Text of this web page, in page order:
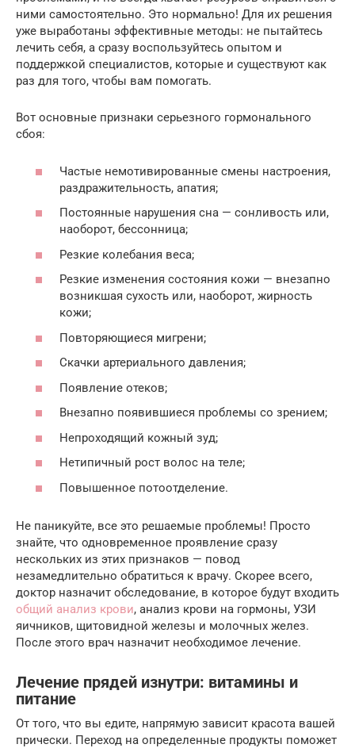
ними самостоятельно. Это нормально! Для их решения
уже выработаны эффективные методы: не пытайтесь
лечить себя, а сразу воспользуйтесь опытом и
поддержкой специалистов, которые и существуют как
раз для того, чтобы вам помогать.
Вот основные признаки серьезного гормонального
сбоя:
Частые немотивированные смены настроения,
раздражительность, апатия;
Постоянные нарушения сна — сонливость или,
наоборот, бессонница;
Резкие колебания веса;
Резкие изменения состояния кожи — внезапно
возникшая сухость или, наоборот, жирность
кожи;
Повторяющиеся мигрени;
Скачки артериального давления;
Появление отеков;
Внезапно появившиеся проблемы со зрением;
Непроходящий кожный зуд;
Нетипичный рост волос на теле;
Повышенное потоотделение.
Не паникуйте, все это решаемые проблемы! Просто
знайте, что одновременное проявление сразу
нескольких из этих признаков — повод
незамедлительно обратиться к врачу. Скорее всего,
доктор назначит обследование, в которое будут входить
общий анализ крови, анализ крови на гормоны, УЗИ
яичников, щитовидной железы и молочных желез.
После этого врач назначит необходимое лечение.
Лечение прядей изнутри: витамины и
питание
От того, что вы едите, напрямую зависит красота вашей
прически. Переход на определенные продукты поможет